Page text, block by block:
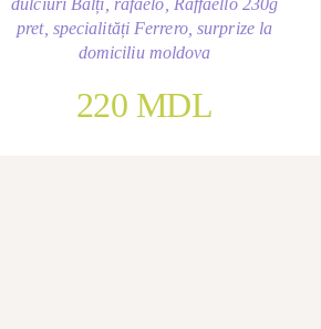
pret, specialități Ferrero, surprize la
domiciliu moldova
220 MDL